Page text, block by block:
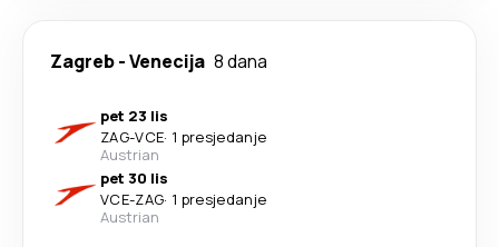
Zagreb-Venecija 8 dana
pet 23 lis
ZAG-VCE· 1 presjedanje
Austrian
pet 30 lis
VCE-ZAG· 1 presjedanje
Austrian